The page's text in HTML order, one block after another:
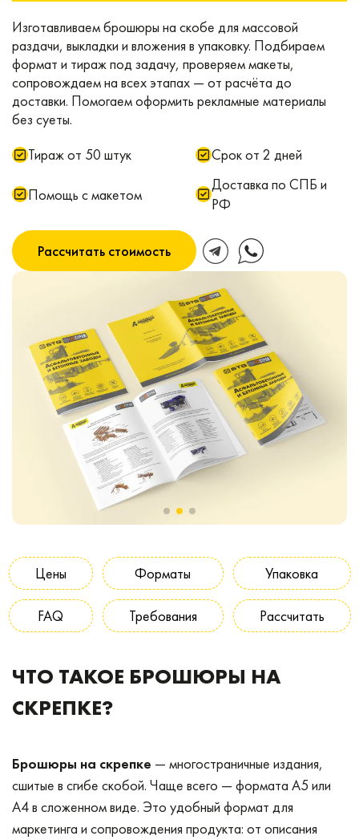
Изготавливаем брошюры на скобе для массовой
раздачи, выкладки и вложения в упаковку. Подбираем
формат и тираж под задачу, проверяем макеты,
сопровождаем на всех этапах — от расчёта до
доставки. Помогаем оформить рекламные материалы
без суеты.
Тираж от 50 штук
Срок от 2 дней
Помощь с макетом
Доставка по СПБ и
РФ
Рассчитать стоимость
Цены Форматы Упаковка
FAQ Требования Рассчитать
ЧТО ТАКОЕ БРОШЮРЫ НА
СКРЕПКЕ?
Брошюры на скрепке — многостраничные издания,
сшитые в сгибе скобой. Чаще всего — формата A5 или
A4 в сложенном виде. Это удобный формат для
маркетинга и сопровождения продукта: от описания